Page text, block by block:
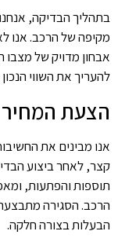
בתהליך הבדיקה,
מקיפה של הרכב. אנו
אבחון מדויק של
להעריך את השווי
הצעת המחיר
אנו מבינים את
קצר, לאחר ביצוע
תוספות והפתעות,
הרכב. הסגירה
הבעלות בצורה חלקה.